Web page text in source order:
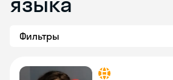
Фильтры